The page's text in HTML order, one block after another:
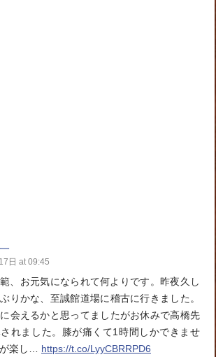
日 at 09:45
、お元気になられて何よりです。昨夜久し
りかな、至誠館道場に稽古に行きました。
会えるかと思ってましたがお休みで高橋先
れました。膝が痛くて1時間しかできませ
楽し… https://t.co/LyyCBRRPD6